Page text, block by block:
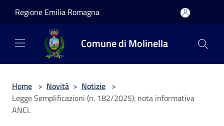
Regione Emilia Romagna
Comune di Molinella
Home > Novità > Notizie >
Legge Semplificazioni (n. 182/2025): nota informativa
ANCI.